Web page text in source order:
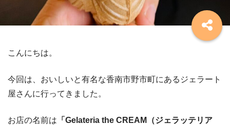
こんにちは。
今回は、おいしいと有名な香南市野市町にあるジェラート
屋さんに行ってきました。
お店の名前は 「Gelateria the CREAM（ジェラッテリア